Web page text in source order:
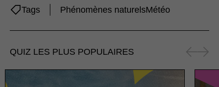
Tags Phénomènes naturelsMétéo
QUIZ LES PLUS POPULAIRES